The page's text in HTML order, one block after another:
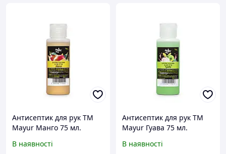
Антисептик для рук TM
Mayur Манго 75 мл.
В наявності
Антисептик для рук TM
Mayur Гуава 75 мл.
В наявності